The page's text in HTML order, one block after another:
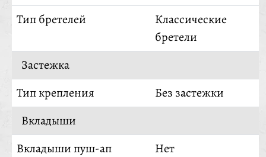
Тип бретелей
Классические
бретели
Застежка
Тип крепления
Без застежки
Вкладыши
Вкладыши пуш-ап
Нет